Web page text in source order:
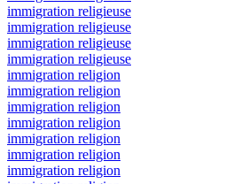
immigration religieuse
immigration religieuse
immigration religieuse
immigration religieuse
immigration religion
immigration religion
immigration religion
immigration religion
immigration religion
immigration religion
immigration religion